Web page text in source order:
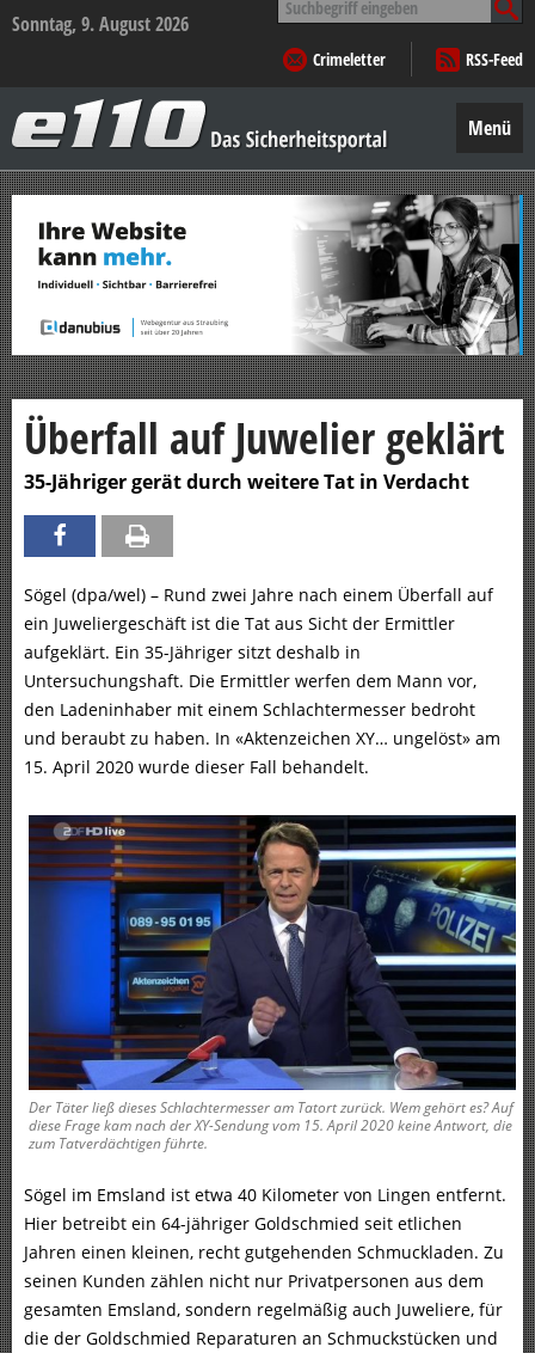
Sonntag, 9. August 2026
nach:
Crimeletter
RSS-Feed
–
Das
Sicherheitsportal
Menü
Zum
Inhalt
springen
Überfall auf Juwelier geklärt
35-Jähriger gerät durch weitere Tat in Verdacht
Sögel (dpa/wel) – Rund zwei Jahre nach einem Überfall auf
ein Juweliergeschäft ist die Tat aus Sicht der Ermittler
aufgeklärt. Ein 35-Jähriger sitzt deshalb in
Untersuchungshaft. Die Ermittler werfen dem Mann vor,
den Ladeninhaber mit einem Schlachtermesser bedroht
und beraubt zu haben. In «Aktenzeichen XY… ungelöst» am
15. April 2020 wurde dieser Fall behandelt.
Der Täter ließ dieses Schlachtermesser am Tatort zurück. Wem gehört es? Auf
diese Frage kam nach der XY-Sendung vom 15. April 2020 keine Antwort, die
zum Tatverdächtigen führte.
Sögel im Emsland ist etwa 40 Kilometer von Lingen entfernt.
Hier betreibt ein 64-jähriger Goldschmied seit etlichen
Jahren einen kleinen, recht gutgehenden Schmuckladen. Zu
seinen Kunden zählen nicht nur Privatpersonen aus dem
gesamten Emsland, sondern regelmäßig auch Juweliere, für
die der Goldschmied Reparaturen an Schmuckstücken und